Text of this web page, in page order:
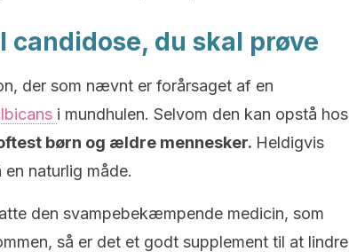
candidose, du skal prøve
der som nævnt er forårsaget af en
i mundhulen. Selvom den kan opstå hos
børn og ældre mennesker. Heldigvis
naturlig måde.
den svampebekæmpende medicin, som
så er det et godt supplement til at lindre